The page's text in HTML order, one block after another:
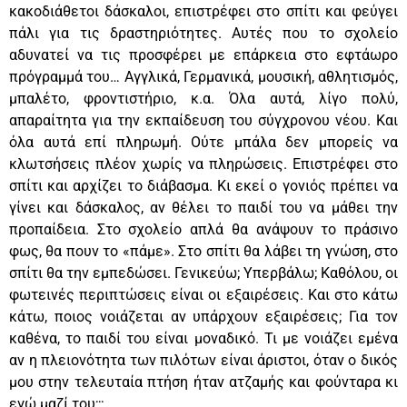
κακοδιάθετοι δάσκαλοι, επιστρέφει στο σπίτι και φεύγει
πάλι για τις δραστηριότητες. Αυτές που το σχολείο
αδυνατεί να τις προσφέρει με επάρκεια στο εφτάωρο
πρόγραμμά του… Αγγλικά, Γερμανικά, μουσική, αθλητισμός,
μπαλέτο, φροντιστήριο, κ.α. Όλα αυτά, λίγο πολύ,
απαραίτητα για την εκπαίδευση του σύγχρονου νέου. Και
όλα αυτά επί πληρωμή. Ούτε μπάλα δεν μπορείς να
κλωτσήσεις πλέον χωρίς να πληρώσεις. Επιστρέφει στο
σπίτι και αρχίζει το διάβασμα. Κι εκεί ο γονιός πρέπει να
γίνει και δάσκαλος, αν θέλει το παιδί του να μάθει την
προπαίδεια. Στο σχολείο απλά θα ανάψουν το πράσινο
φως, θα πουν το «πάμε». Στο σπίτι θα λάβει τη γνώση, στο
σπίτι θα την εμπεδώσει. Γενικεύω; Υπερβάλω; Καθόλου, οι
φωτεινές περιπτώσεις είναι οι εξαιρέσεις. Και στο κάτω
κάτω, ποιος νοιάζεται αν υπάρχουν εξαιρέσεις; Για τον
καθένα, το παιδί του είναι μοναδικό. Τι με νοιάζει εμένα
αν η πλειονότητα των πιλότων είναι άριστοι, όταν ο δικός
μου στην τελευταία πτήση ήταν ατζαμής και φούνταρα κι